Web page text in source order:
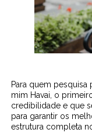
Para quem
mim Havai, o
credibilidade e que
para garantir os
estrutura completa